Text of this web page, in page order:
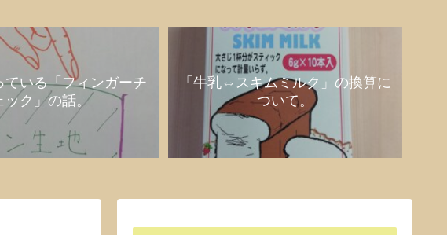
ている「フィンガーチ
ック」の話。
「牛乳⇔スキムミルク」の換算に
ついて。